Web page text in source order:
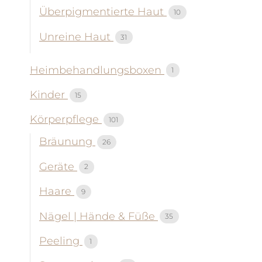
Überpigmentierte Haut 10
Unreine Haut 31
Heimbehandlungsboxen 1
Kinder 15
Körperpflege 101
Bräunung 26
Geräte 2
Haare 9
Nägel | Hände & Füße 35
Peeling 1